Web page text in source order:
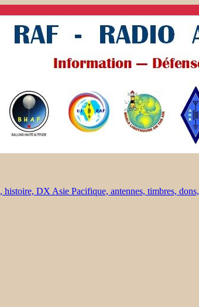
histoire, DX Asie Pacifique, antennes, timbres, dons,